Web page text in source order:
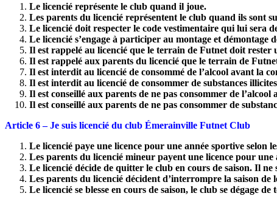
Le licencié représente le club quand il joue.
Les parents du licencié représentent le club quand ils sont
Le licencié doit respecter le code vestimentaire qui lui sera
Le licencié s’engage à participer au montage et
Il est rappelé au licencié que le terrain de Futnet doit rester
Il est rappelé aux parents du licencié que le terrain de
Il est interdit au licencié de consommé de l’alcool avant la
Il est interdit au licencié de consommer de substances
Il est conseillé aux parents de ne pas consommer de
Il est conseillé aux parents de ne pas consommer de
Article 6 – Je suis licencié du club Émerainville Futnet Club
Le licencié paye une licence pour une année sportive selon
Les parents du licencié mineur payent une licence pour
Le licencié décide de quitter le club en cours de saison. Il
Les parents du licencié décident d’interrompre la saison
Le licencié se blesse en cours de saison, le club se dégage